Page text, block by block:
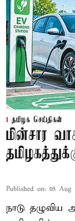
தமிழக செய்திகள்
மின்சார
Published on: 05 Aug
நாடு